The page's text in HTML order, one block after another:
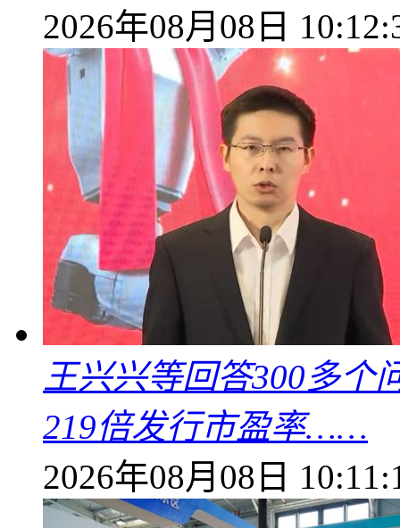
2026年08月08日
王兴兴等回答300多个
219倍发行市盈率……
2026年08月08日